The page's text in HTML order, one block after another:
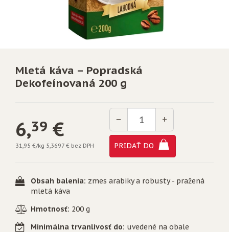
Mletá káva – Popradská
Dekofeínovaná 200 g
6,39 €
31,95 €/kg 5,3697 € bez DPH
−
Množstvo
+
PRIDAŤ DO
Obsah balenia: zmes arabiky a robusty - pražená
mletá káva
Hmotnosť: 200 g
Minimálna trvanlivosť do: uvedené na obale